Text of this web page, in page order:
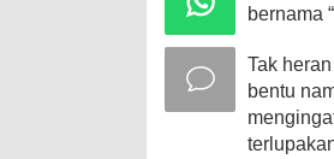
bernama
Tak
bentu